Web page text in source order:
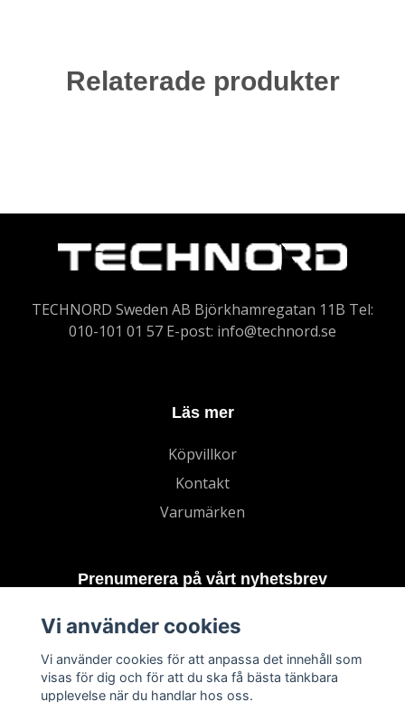
Relaterade produkter
TECHNORD Sweden AB Björkhamregatan 11B Tel:
010-101 01 57 E-post: info@technord.se
Läs mer
Köpvillkor
Kontakt
Varumärken
Prenumerera på vårt nyhetsbrev
Vi använder cookies
Vi använder cookies för att anpassa det innehåll som
visas för dig och för att du ska få bästa tänkbara
upplevelse när du handlar hos oss.